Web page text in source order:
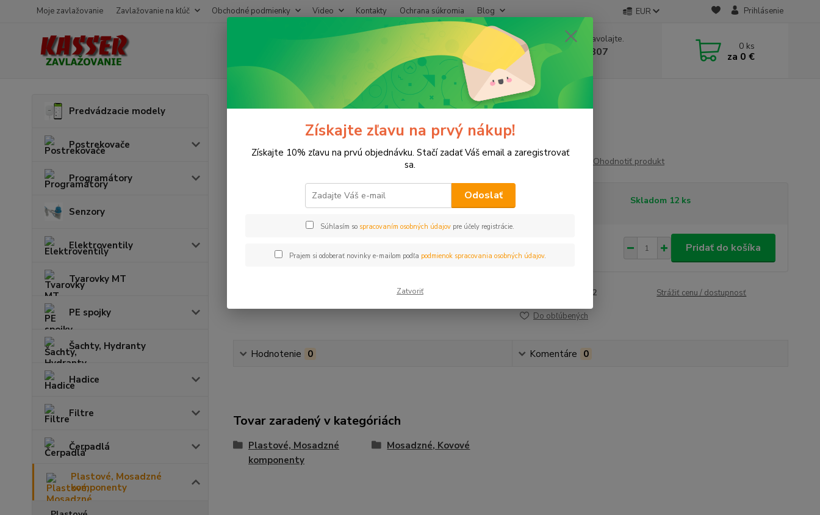
Moje zavlažovanie Zavlažovanie na kľúč Obchodné podmienky Video Kontakty Ochrana súkromia Blog EUR Prihlásenie
Neviete si rady? Zavolajte.
+421 911 131 807
(Po-Pia, 8-17 hod.)
0 ks
za 0 €
Predvádzacie modely
Postrekovače
Programátory
Senzory
Elektroventily
Tvarovky MT
PE spojky
Šachty, Hydranty
Hadice
Filtre
Čerpadlá
Plastové, Mosadzné
komponenty
Plastové, Mosadzné komponenty Šrúbenie rohové 1" mosadz
Šrúbenie rohové 1" mosadz
Ohodnotiť produkt
Skladom 12 ks
8,90 €
Pridať do košíka
1042 Strážiť cenu / dostupnosť
Do obľúbených
Hodnotenie 0 Komentáre 0
Tovar zaradený v kategóriách
Plastové, Mosadzné
komponenty
Mosadzné, Kovové
Získajte zľavu na prvý nákup!
Získajte 10% zľavu na prvú objednávku. Stačí zadať Váš email a zaregistrovať
sa.
Odoslať
Súhlasím so spracovaním osobných údajov pre účely registrácie.
Prajem si odoberať novinky e-mailom podľa podmienok spracovania osobných údajov.
Zatvoriť